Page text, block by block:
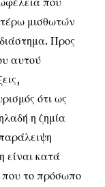
μισθωτών
Προς
αυτού
ότι ως
η ζημία
είναι κατά
που το πρόσωπο